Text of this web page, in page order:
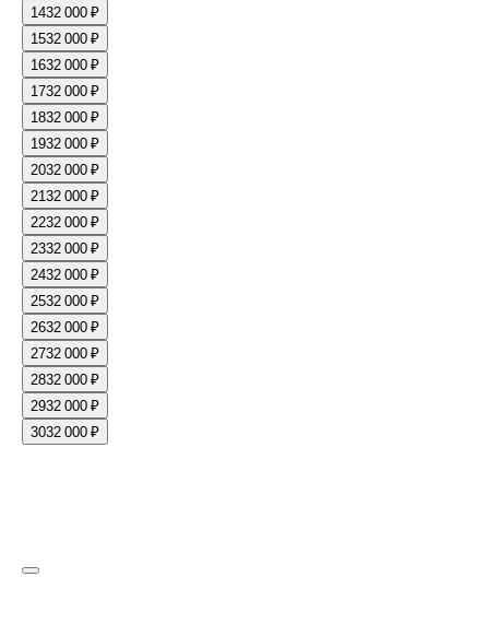
1432 000 ₽
1532 000 ₽
1632 000 ₽
1732 000 ₽
1832 000 ₽
1932 000 ₽
2032 000 ₽
2132 000 ₽
2232 000 ₽
2332 000 ₽
2432 000 ₽
2532 000 ₽
2632 000 ₽
2732 000 ₽
2832 000 ₽
2932 000 ₽
3032 000 ₽